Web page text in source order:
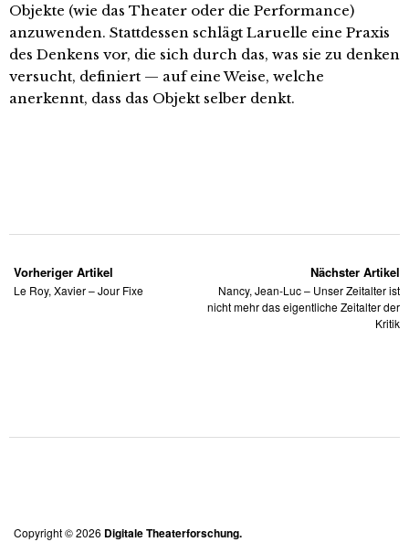
Objekte (wie das Theater oder die Performance)
anzuwenden. Stattdessen schlägt Laruelle eine Praxis
des Denkens vor, die sich durch das, was sie zu denken
versucht, definiert — auf eine Weise, welche
anerkennt, dass das Objekt selber denkt.
Vorheriger Artikel
Le Roy, Xavier – Jour Fixe
Nächster Artikel
Nancy, Jean-Luc – Unser Zeitalter ist
nicht mehr das eigentliche Zeitalter der
Kritik
Copyright © 2026 Digitale Theaterforschung.